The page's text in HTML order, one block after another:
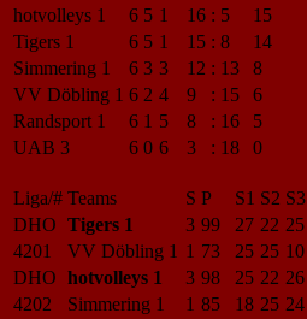
hotvolleys 1
6 5 1 16 : 5
15
Tigers 1
6 5 1 15 : 8
14
Simmering 1
6 3 3 12 : 13
8
VV Döbling 1 6 2 4 9 : 15
6
Randsport 1
6 1 5 8 : 16
5
UAB 3
6 0 6 3 : 18 0
Liga/# Teams S P S1 S2 S3
DHO Tigers 1 3 99 27 22 25
4201
VV Döbling 1 1 73 25 25 10
DHO hotvolleys 1 3 98 25 22 26
4202
Simmering 1 1 85 18 25 24